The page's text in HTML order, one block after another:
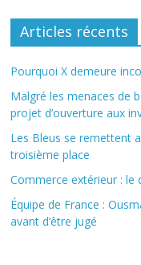
Articles récents
Pourquoi X demeure
Malgré les menaces de
projet d’ouverture aux
Les Bleus se remettent
troisième place
Commerce extérieur : le
Équipe de France :
avant d’être jugé